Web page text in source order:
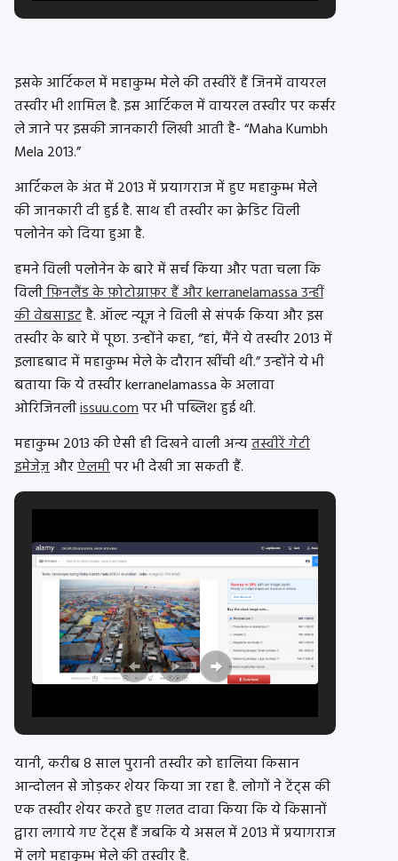
इसके आर्टिकल में महाकुम्भ मेले की तस्वीरें हैं जिनमें वायरल
तस्वीर भी शामिल है. इस आर्टिकल में वायरल तस्वीर पर कर्सर
ले जाने पर इसकी जानकारी लिखी आती है- “Maha Kumbh
Mela 2013.”
आर्टिकल के अंत में 2013 में प्रयागराज में हुए महाकुम्भ मेले
की जानकारी दी हुई है. साथ ही तस्वीर का क्रेडिट विली
पलोनेन को दिया हुआ है.
हमने विली पलोनेन के बारे में सर्च किया और पता चला कि
विलीफ़िनलैंड के फ़ोटोग्राफ़र हैं और kerranelamassa उन्हीं
की वेबसाइटहै. ऑल्ट न्यूज़ ने विली से संपर्क किया और इस
तस्वीर के बारे में पूछा. उन्होंने कहा, “हां, मैंने ये तस्वीर 2013 में
इलाहबाद में महाकुम्भ मेले के दौरान खींची थी.” उन्होंने ये भी
बताया कि ये तस्वीर kerranelamassa के अलावा
ओरिजिनलीissuu.comपर भी पब्लिश हुई थी.
महाकुम्भ 2013 की ऐसी ही दिखने वाली अन्यतस्वीरें गेटी
इमेजेज़औरऐलमीपर भी देखी जा सकती हैं.
यानी, करीब 8 साल पुरानी तस्वीर को हालिया किसान
आन्दोलन से जोड़कर शेयर किया जा रहा है. लोगों ने टेंट्स की
एक तस्वीर शेयर करते हुए ग़लत दावा किया कि ये किसानों
द्वारा लगाये गए टेंट्स हैं जबकि ये असल में 2013 में प्रयागराज